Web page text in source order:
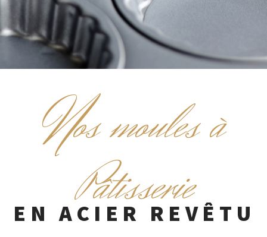
N
os moules à
Pâtisserie
EN ACIER REVÊTU